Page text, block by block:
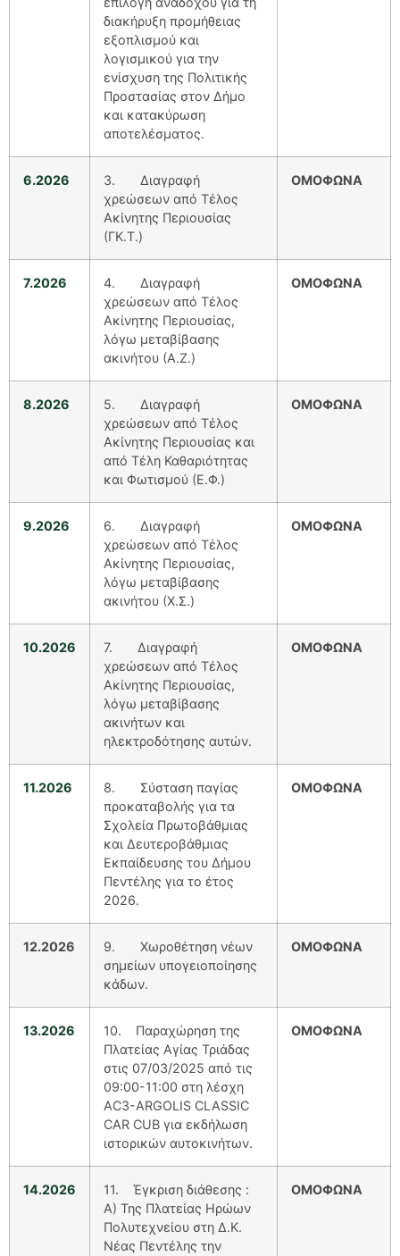
διακήρυξη προμήθειας
εξοπλισμού και
λογισμικού για την
ενίσχυση της Πολιτικής
Προστασίας στον Δήμο
και κατακύρωση
αποτελέσματος.
6.2026
3. Διαγραφή
χρεώσεων από Τέλος
Ακίνητης Περιουσίας
(ΓΚ.Τ.)
ΟΜΟΦΩΝΑ
7.2026
4. Διαγραφή
χρεώσεων από Τέλος
Ακίνητης Περιουσίας,
λόγω μεταβίβασης
ακινήτου (Α.Ζ.)
ΟΜΟΦΩΝΑ
8.2026
5. Διαγραφή
χρεώσεων από Τέλος
Ακίνητης Περιουσίας και
από Τέλη Καθαριότητας
και Φωτισμού (Ε.Φ.)
ΟΜΟΦΩΝΑ
9.2026
6. Διαγραφή
χρεώσεων από Τέλος
Ακίνητης Περιουσίας,
λόγω μεταβίβασης
ακινήτου (Χ.Σ.)
ΟΜΟΦΩΝΑ
10.2026
7. Διαγραφή
χρεώσεων από Τέλος
Ακίνητης Περιουσίας,
λόγω μεταβίβασης
ακινήτων και
ηλεκτροδότησης αυτών.
ΟΜΟΦΩΝΑ
11.2026
8. Σύσταση παγίας
προκαταβολής για τα
Σχολεία Πρωτοβάθμιας
και Δευτεροβάθμιας
Εκπαίδευσης του Δήμου
Πεντέλης για το έτος
2026.
ΟΜΟΦΩΝΑ
12.2026
9. Χωροθέτηση νέων
σημείων υπογειοποίησης
κάδων.
ΟΜΟΦΩΝΑ
13.2026
10. Παραχώρηση της
Πλατείας Αγίας Τριάδας
στις 07/03/2025 από τις
09:00-11:00 στη λέσχη
AC3-ARGOLIS CLASSIC
CAR CUB για εκδήλωση
ιστορικών αυτοκινήτων.
ΟΜΟΦΩΝΑ
14.2026
11. Έγκριση διάθεσης :
Α) Της Πλατείας Ηρώων
Πολυτεχνείου στη Δ.Κ.
Νέας Πεντέλης την
ΟΜΟΦΩΝΑ